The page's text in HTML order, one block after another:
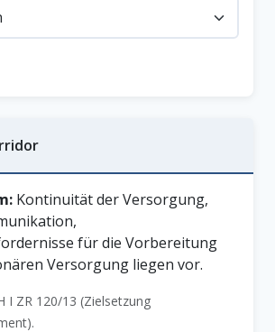
Kontinuität der Versorgung,
für die Vorbereitung
Versorgung liegen vor.
I ZR 120/13 (Zielsetzung